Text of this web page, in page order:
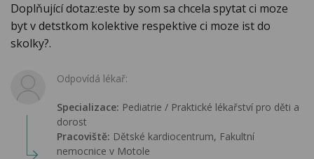
Doplňující dotaz:este by som sa chcela spytat ci moze
byt v detstkom kolektive respektive ci moze ist do
skolky?.
Odpovídá lékař:
Specializace: Pediatrie / Praktické lékařství pro děti a
dorost
Pracoviště: Dětské kardiocentrum, Fakultní
nemocnice v Motole